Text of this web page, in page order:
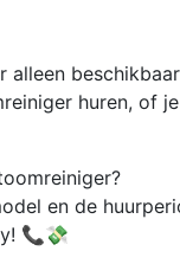
alleen
huren, of
en de
📞💸